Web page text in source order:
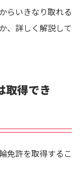
らいきなり取れる
、詳しく解説して
取得でき
免許を取得するこ